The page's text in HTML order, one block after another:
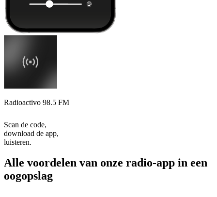
Radioactivo 98.5 FM
Scan de code,
download de app,
luisteren.
Alle voordelen van onze radio-app in een
oogopslag